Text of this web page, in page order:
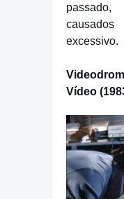
excessivo.
Vídeo